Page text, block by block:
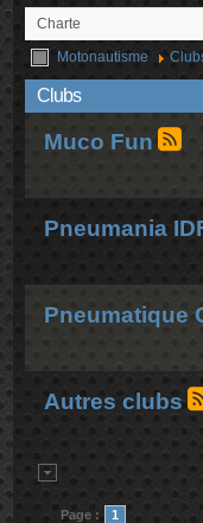
Charte
Motonautisme
Clubs
Muco Fun
Pneumania
Pneumatique
Autres clubs
Page : 1